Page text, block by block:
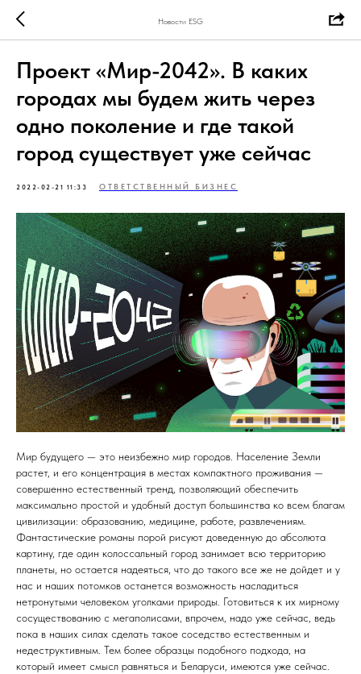
Новости ESG
Проект «Мир-2042». В каких
городах мы будем жить через
одно поколение и где такой
город существует уже сейчас
2022-02-21 11:33 ОТВЕТСТВЕННЫЙ БИЗНЕС
Мир будущего — это неизбежно мир городов. Население Земли
растет, и его концентрация в местах компактного проживания —
совершенно естественный тренд, позволяющий обеспечить
максимально простой и удобный доступ большинства ко всем благам
цивилизации: образованию, медицине, работе, развлечениям.
Фантастические романы порой рисуют доведенную до абсолюта
картину, где один колоссальный город занимает всю территорию
планеты, но остается надеяться, что до такого все же не дойдет и у
нас и наших потомков останется возможность насладиться
нетронутыми человеком уголками природы. Готовиться к их мирному
сосуществованию с мегаполисами, впрочем, надо уже сейчас, ведь
пока в наших силах сделать такое соседство естественным и
недеструктивным. Тем более образцы подобного подхода, на
который имеет смысл равняться и Беларуси, имеются уже сейчас.